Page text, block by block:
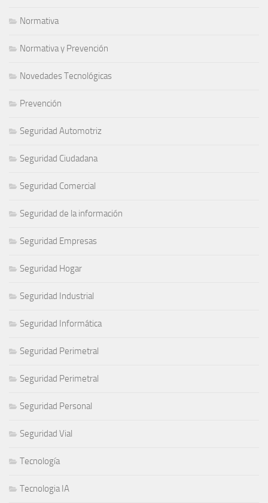
Normativa
Normativa y Prevención
Novedades Tecnológicas
Prevención
Seguridad Automotriz
Seguridad Ciudadana
Seguridad Comercial
Seguridad de la información
Seguridad Empresas
Seguridad Hogar
Seguridad Industrial
Seguridad Informática
Seguridad Perimetral
Seguridad Perimetral
Seguridad Personal
Seguridad Vial
Tecnología
Tecnologia IA